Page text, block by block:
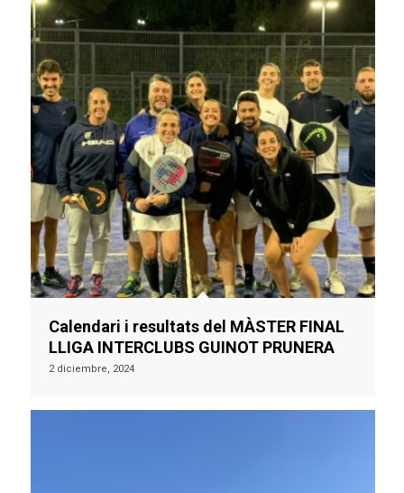
Calendari i resultats del MÀSTER FINAL
LLIGA INTERCLUBS GUINOT PRUNERA
2 diciembre, 2024